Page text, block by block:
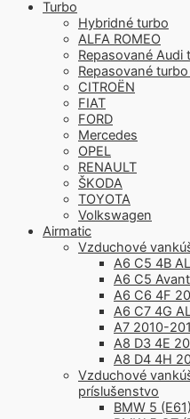
Turbo
Hybridné turbo
ALFA ROMEO
Repasované
Repasované
CITROËN
FIAT
FORD
Mercedes
OPEL
RENAULT
ŠKODA
TOYOTA
Volkswagen
Airmatic
Vzduchové
A6 C5 4B
A6 C5
A6 C6 4F
A6 C7 4G
A7 2010-
A8 D3 4E
A8 D4 4H
Vzduchové
príslušenstvo
BMW 5 (E61)